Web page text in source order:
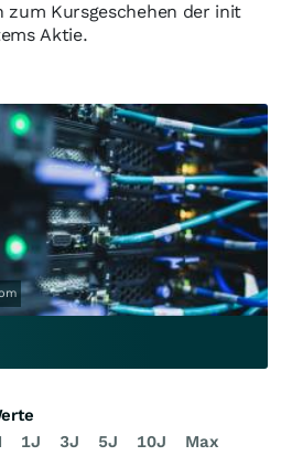
Kursgeschehen der init
Aktie.
1J 3J 5J 10J Max